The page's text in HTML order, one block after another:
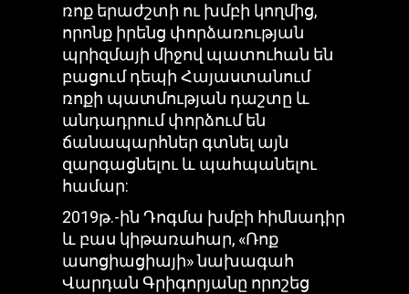
ռոք երաժշտի ու խմբի կողմից,
որոնք իրենց փորձառության
պրիզմայի միջով պատուհան են
բացում դեպի Հայաստանում
ռոքի պատմության դաշտը և
անդադրում փորձում են
ճանապարհներ գտնել այն
զարգացնելու և պահպանելու
համար:
2019թ.-ին Դոգմա խմբի հիմնադիր
և բաս կիթառահար, «Ռոք
ասոցիացիայի» նախագահ
Վարդան Գրիգորյանը որոշեց